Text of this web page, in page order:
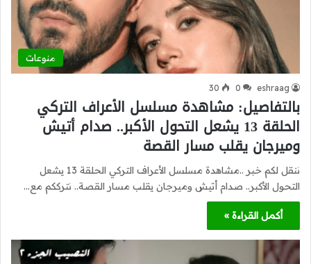
منوعات
eshraag
0
30
بالتفاصيل: مشاهدة مسلسل الأعراف التركي
الحلقة 13 يشعل التحول الأكبر.. صدام أتيش
وميرجان يقلب مسار القصة
ننقل لكم خبر ..مشاهدة مسلسل الأعراف التركي الحلقة 13 يشعل
التحول الأكبر.. صدام أتيش وميرجان يقلب مسار القصة.. نترككم مع…
أكمل القراءة »